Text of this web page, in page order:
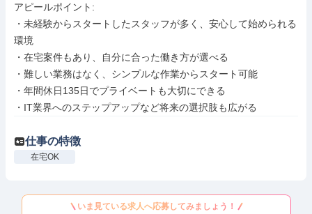
アピールポイント:
・未経験からスタートしたスタッフが多く、安心して始められる
環境
・在宅案件もあり、自分に合った働き方が選べる
・難しい業務はなく、シンプルな作業からスタート可能
・年間休日135日でプライベートも大切にできる
・IT業界へのステップアップなど将来の選択肢も広がる
仕事の特徴
在宅OK
いま見ている求人へ応募してみましょう！